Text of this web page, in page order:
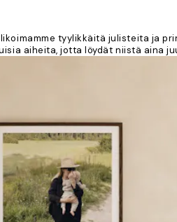
tyylikkäitä julisteita ja
aiheita, jotta löydät niistä aina